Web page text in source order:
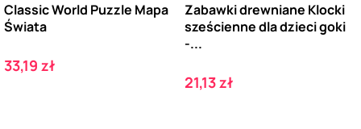
Classic World Puzzle Mapa
Świata
Cena
33,19 zł
Zabawki drewniane Klocki
sześcienne dla dzieci goki
-...
Cena
21,13 zł